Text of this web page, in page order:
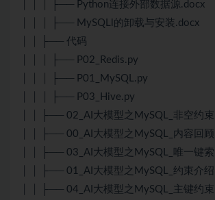
│ │ │ ├── Python连接外部数据源.docx
│ │ │ ├── MySQLl的卸载与安装.docx
│ │ ├── 代码
│ │ │ ├── P02_Redis.py
│ │ │ ├── P01_MySQL.py
│ │ │ ├── P03_Hive.py
│ │ ├── 02_AI大模型之MySQL_非空约
│ │ ├── 00_AI大模型之MySQL_内容回
│ │ ├── 03_AI大模型之MySQL_唯一键
│ │ ├── 01_AI大模型之MySQL_约束介
│ │ ├── 04_AI大模型之MySQL_主键约